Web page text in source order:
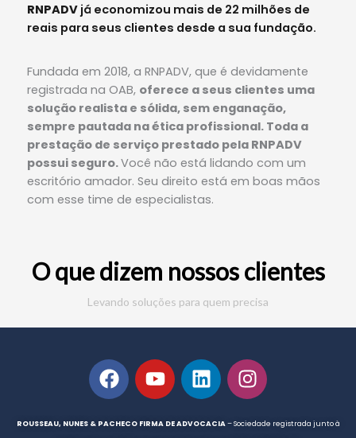
RNPADV já economizou mais de 22 milhões de
reais para seus clientes desde a sua fundação.
Fundada em 2018, a RNPADV, que é devidamente
registrada na OAB, oferece a seus clientes uma
solução realista e sólida, sem enganação,
sempre pautada na ética profissional. Toda a
prestação de serviço prestado pela RNPADV
possui seguro.Você não está lidando com um
escritório amador. Seu direito está em boas mãos
com esse time de especialistas.
O que dizem nossos clientes
Levando soluções para quem precisa
F
a
e
Y
o
t
L
i
k
I
n
t
ROUSSEAU, NUNES & PACHECO FIRMA DE ADVOCACIA– Sociedade registrada junto à